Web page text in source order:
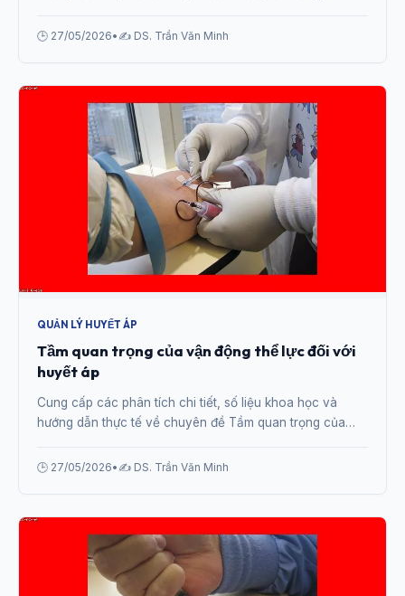
🕒 27/05/2026• ✍️ DS. Trần Văn Minh
QUẢN LÝ HUYẾT ÁP
Tầm quan trọng của vận động thể lực đối với
huyết áp
Cung cấp các phân tích chi tiết, số liệu khoa học và
hướng dẫn thực tế về chuyên đề Tầm quan trọng của
🕒 27/05/2026• ✍️ DS. Trần Văn Minh